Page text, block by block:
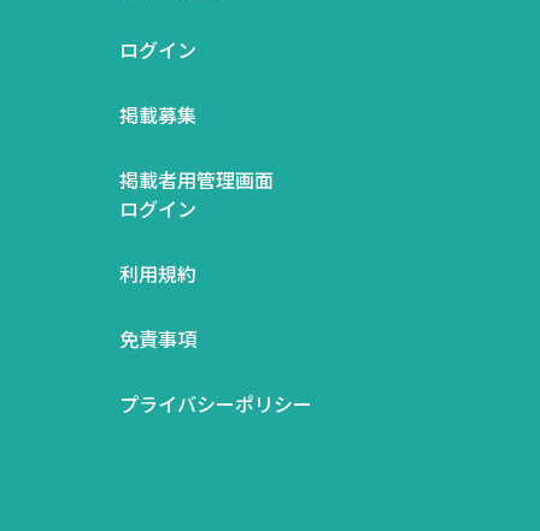
ログイン
掲載募集
掲載者用管理画面
ログイン
利用規約
免責事項
プライバシーポリシー